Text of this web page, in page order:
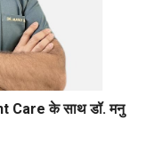
Care के साथ डॉ. मनु